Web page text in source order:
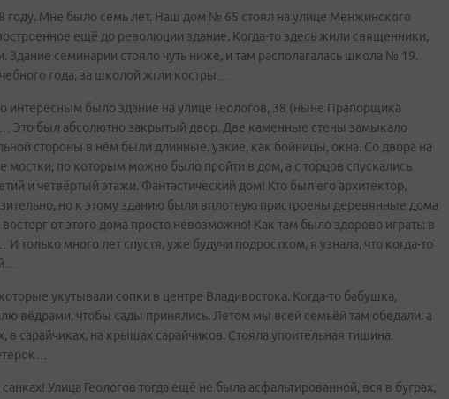
году. Мне было семь лет. Наш дом № 65 стоял на улице Менжинского
ещё до революции здание. Когда-то здесь жили священники,
семинарии стояло чуть ниже, и там располагалась школа № 19.
года, за школой жгли костры…
было здание на улице Геологов, 38 (ныне Прапорщика
Это был абсолютно закрытый двор. Две каменные стены замыкало
стороны в нём были длинные, узкие, как бойницы, окна. Со двора на
мостки, по которым можно было пройти в дом, а с торцов спускались
и четвёртый этажи. Фантастический дом! Кто был его архитектор,
но к этому зданию были вплотную пристроены деревянные дома
от этого дома просто невозможно! Как там было здорово играть: в
только много лет спустя, уже будучи подростком, я узнала, что когда-то
укутывали сопки в центре Владивостока. Когда-то бабушка,
вёдрами, чтобы сады принялись. Летом мы всей семьёй там обедали, а
в сарайчиках, на крышах сарайчиков. Стояла упоительная тишина,
Улица Геологов тогда ещё не была асфальтированной, вся в буграх,